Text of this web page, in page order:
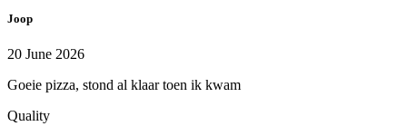
Joop
20 June 2026
Goeie pizza, stond al klaar toen ik kwam
Quality